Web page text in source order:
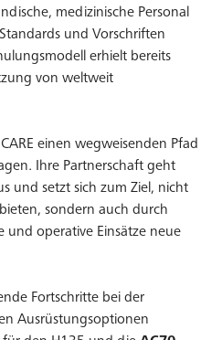
medizinische Personal
und Vorschriften
erhielt bereits
von weltweit
einen wegweisenden Pfad
Ihre Partnerschaft geht
und setzt sich zum Ziel, nicht
sondern auch durch
und operative Einsätze neue
Fortschritte bei der
Ausrüstungsoptionen